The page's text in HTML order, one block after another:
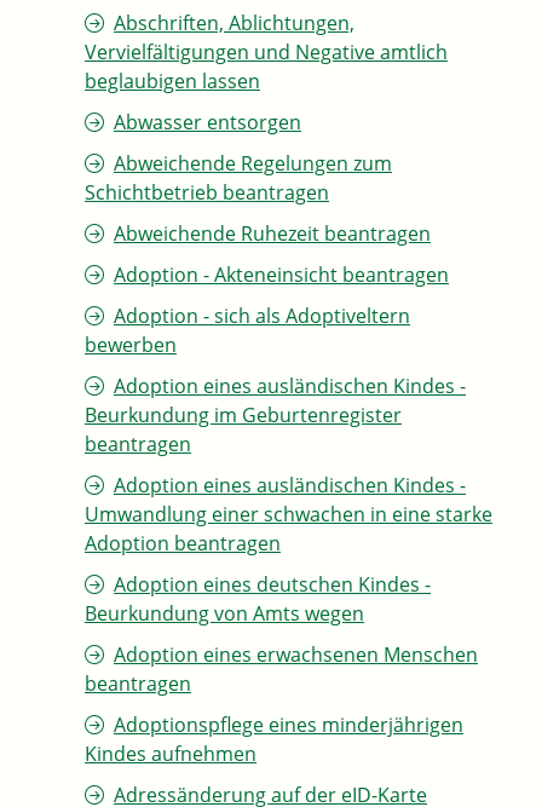
Abschriften, Ablichtungen,
Vervielfältigungen und Negative amtlich
beglaubigen lassen
Abwasser entsorgen
Abweichende Regelungen zum
Schichtbetrieb beantragen
Abweichende Ruhezeit beantragen
Adoption - Akteneinsicht beantragen
Adoption - sich als Adoptiveltern
bewerben
Adoption eines ausländischen Kindes -
Beurkundung im Geburtenregister
beantragen
Adoption eines ausländischen Kindes -
Umwandlung einer schwachen in eine starke
Adoption beantragen
Adoption eines deutschen Kindes -
Beurkundung von Amts wegen
Adoption eines erwachsenen Menschen
beantragen
Adoptionspflege eines minderjährigen
Kindes aufnehmen
Adressänderung auf der eID-Karte